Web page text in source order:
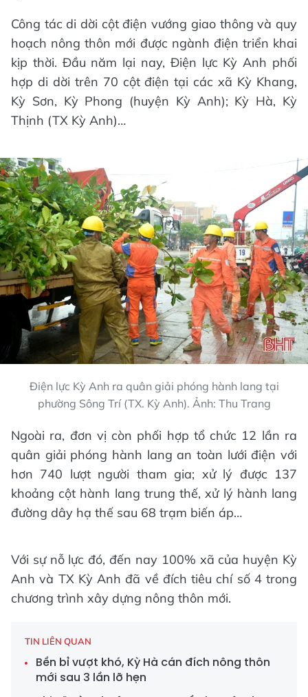
Công tác di dời cột điện vướng giao thông và quy
hoạch nông thôn mới được ngành điện triển khai
kịp thời. Đầu năm lại nay, Điện lực Kỳ Anh phối
hợp di dời trên 70 cột điện tại các xã Kỳ Khang,
Kỳ Sơn, Kỳ Phong (huyện Kỳ Anh); Kỳ Hà, Kỳ
Thịnh (TX Kỳ Anh)…
Điện lực Kỳ Anh ra quân giải phóng hành lang tại
phường Sông Trí (TX. Kỳ Anh). Ảnh: Thu Trang
Ngoài ra, đơn vị còn phối hợp tổ chức 12 lần ra
quân giải phóng hành lang an toàn lưới điện với
hơn 740 lượt người tham gia; xử lý được 137
khoảng cột hành lang trung thế, xử lý hành lang
đường dây hạ thế sau 68 trạm biến áp…
Với sự nỗ lực đó, đến nay 100% xã của huyện Kỳ
Anh và TX Kỳ Anh đã về đích tiêu chí số 4 trong
chương trình xây dựng nông thôn mới.
TIN LIÊN QUAN
Bền bỉ vượt khó, Kỳ Hà cán đích nông thôn
mới sau 3 lần lỡ hẹn